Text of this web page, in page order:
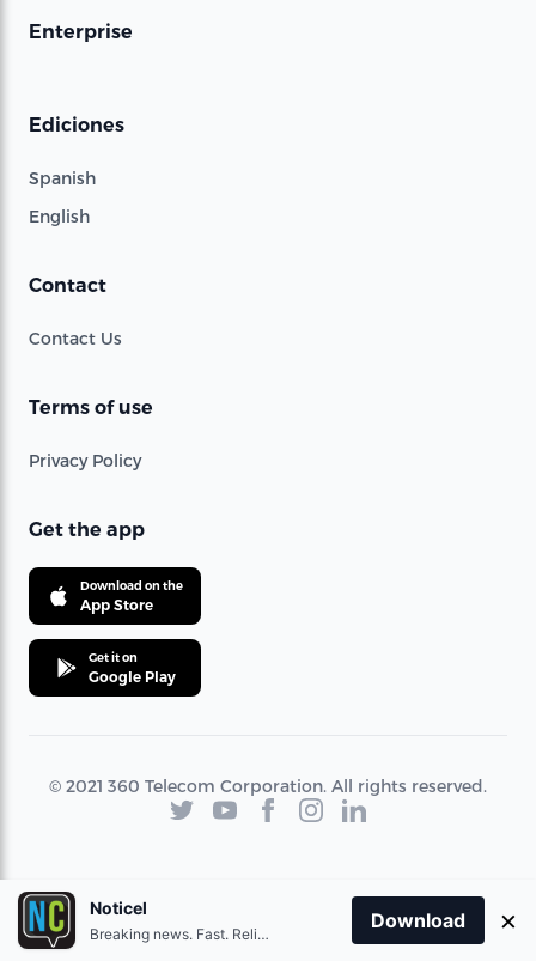
Enterprise
Ediciones
Spanish
English
Contact
Contact Us
Terms of use
Privacy Policy
Get the app
Download on the
App Store
Get it on
Google Play
© 2021 360 Telecom Corporation. All rights reserved.
Noticel
Breaking news. Fast. Reliable.
Download ×